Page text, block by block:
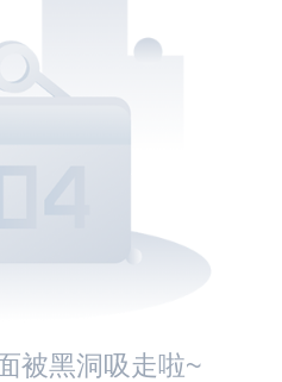
被黑洞吸走啦~